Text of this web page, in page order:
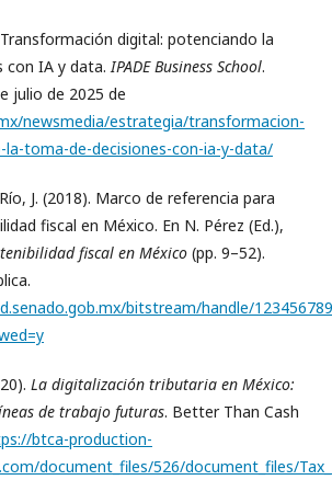
digital: potenciando la
con IA y data.IPADE Business School.
julio de 2025 de
newsmedia/estrategia/transformacion-
toma-de-decisiones-con-ia-y-data/
J. (2018). Marco de referencia para
fiscal en México. En N. Pérez (Ed.),
fiscal en México (pp. 9–52).
bitstream/handle/
La digitalización tributaria en México:
de trabajo futuras. Better Than Cash
btca-production-
document_files/526/document_files/